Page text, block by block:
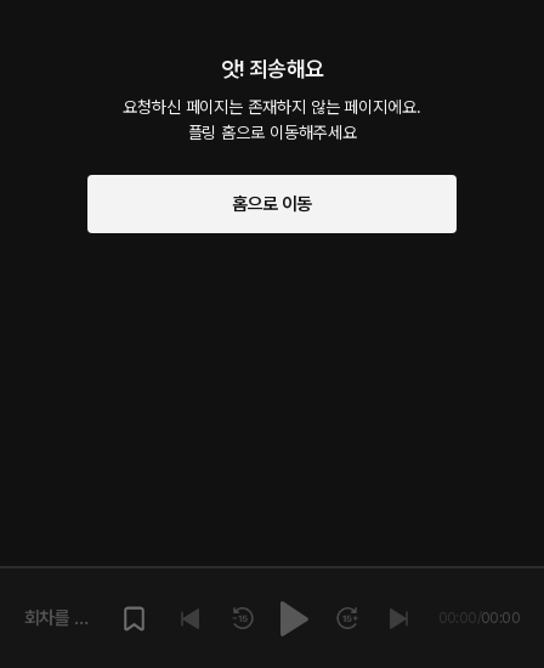
앗! 죄송해요
요청하신 페이지는 존재하지 않는 페이지에요.
플링 홈으로 이동해주세요
홈으로 이동
회차를 재
00:00/00:00